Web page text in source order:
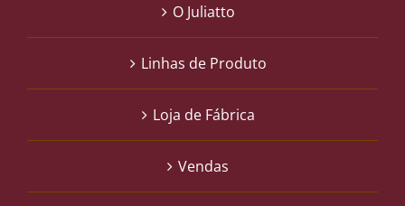
O Juliatto
Linhas de Produto
Loja de Fábrica
Vendas